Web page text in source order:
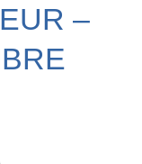
–